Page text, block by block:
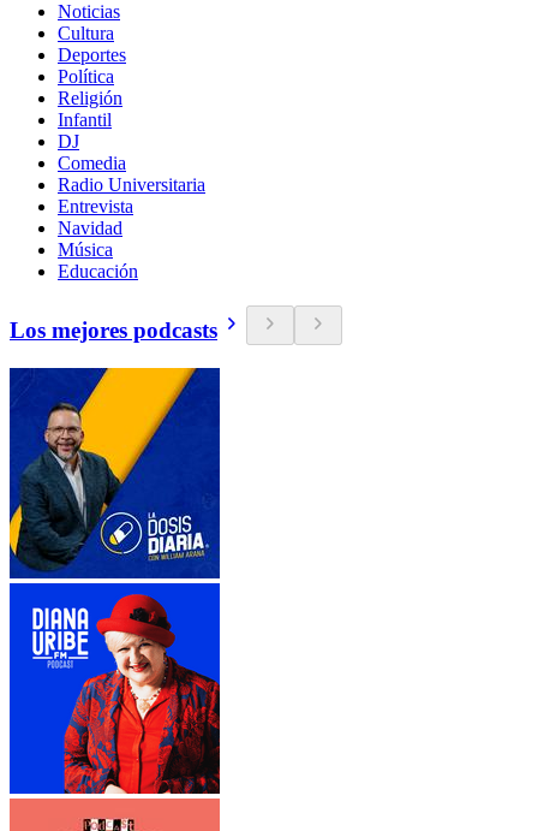
Noticias
Cultura
Deportes
Política
Religión
Infantil
DJ
Comedia
Radio Universitaria
Entrevista
Navidad
Música
Educación
Los mejores podcasts